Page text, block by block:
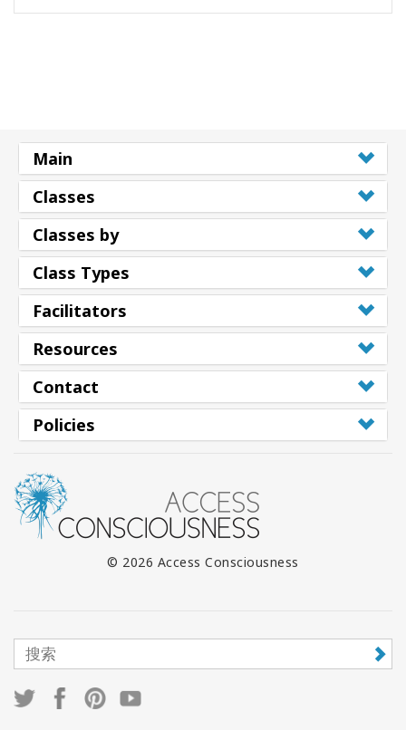
Main
Classes
Classes by
Class Types
Facilitators
Resources
Contact
Policies
© 2026 Access Consciousness